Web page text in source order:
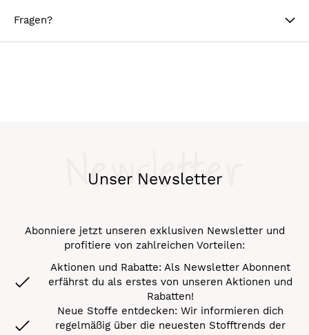
Fragen?
Unser Newsletter
Newsletter
Abonniere jetzt unseren exklusiven Newsletter und
profitiere von zahlreichen Vorteilen:
Aktionen und Rabatte: Als Newsletter Abonnent
erfährst du als erstes von unseren Aktionen und
Rabatten!
Neue Stoffe entdecken: Wir informieren dich
regelmäßig über die neuesten Stofftrends der